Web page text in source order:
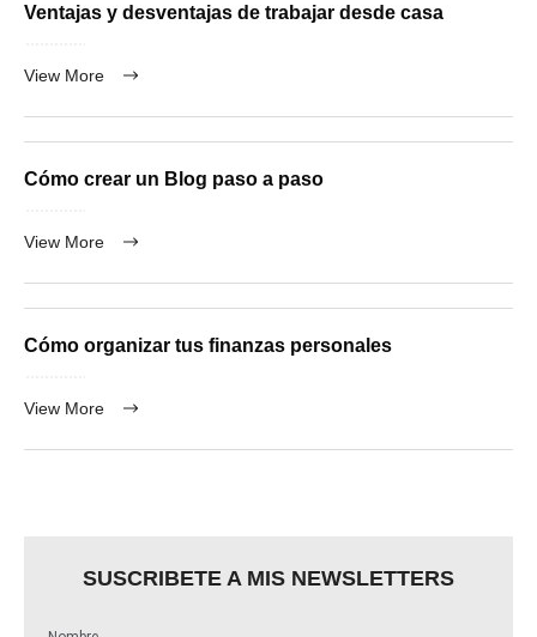
Ventajas y desventajas de trabajar desde casa
View More
Cómo crear un Blog paso a paso
View More
Cómo organizar tus finanzas personales
View More
SUSCRIBETE A MIS NEWSLETTERS